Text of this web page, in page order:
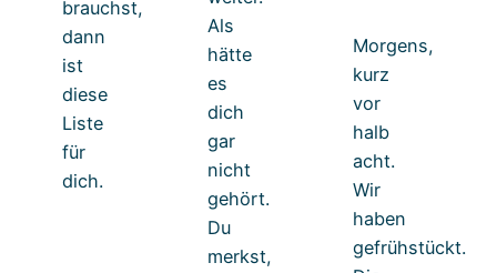
brauchst,
dann
ist
diese
Liste
für
dich.
Als
hätte
es
dich
gar
nicht
gehört.
Du
merkst,
Morgens,
kurz
vor
halb
acht.
Wir
haben
gefrühstückt.